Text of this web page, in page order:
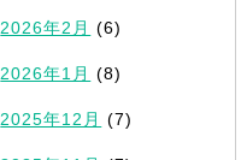
2026年2月 (6)
2026年1月 (8)
2025年12月 (7)